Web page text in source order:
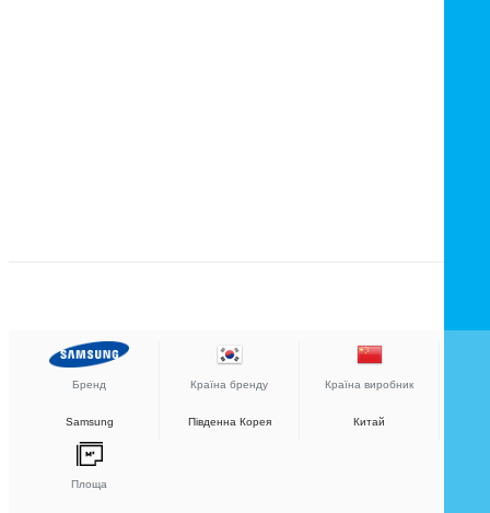
Бренд
Samsung
Країна бренду
Південна Корея
Країна виробник
Китай
Площа